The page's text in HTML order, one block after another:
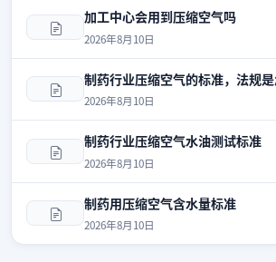
加工中心会用到压缩空气吗
2026年8月10日
制药行业压缩空气的标准，法规
2026年8月10日
制药行业压缩空气水油测试标准
2026年8月10日
制药用压缩空气含水量标准
2026年8月10日